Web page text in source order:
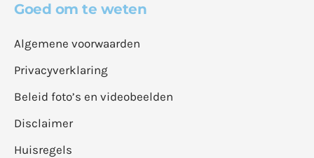
Goed om te weten
Algemene voorwaarden
Privacyverklaring
Beleid foto’s en videobeelden
Disclaimer
Huisregels